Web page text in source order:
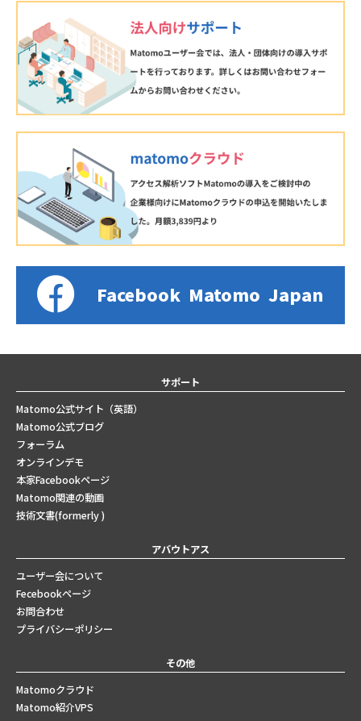
Facebook Matomo Japan
サポート
Matomo公式サイト（英語）
Matomo公式ブログ
フォーラム
オンラインデモ
本家Facebookページ
Matomo関連の動画
技術文書(formerly )
アバウトアス
ユーザー会について
Fecebookページ
お問合わせ
プライバシーポリシー
その他
Matomoクラウド
Matomo紹介VPS